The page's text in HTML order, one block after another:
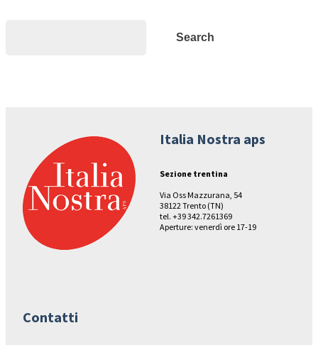
Search
Italia Nostra aps
Sezione trentina
Via Oss Mazzurana, 54
38122 Trento (TN)
tel. +39 342.7261369
Aperture: venerdì ore 17-19
Contatti